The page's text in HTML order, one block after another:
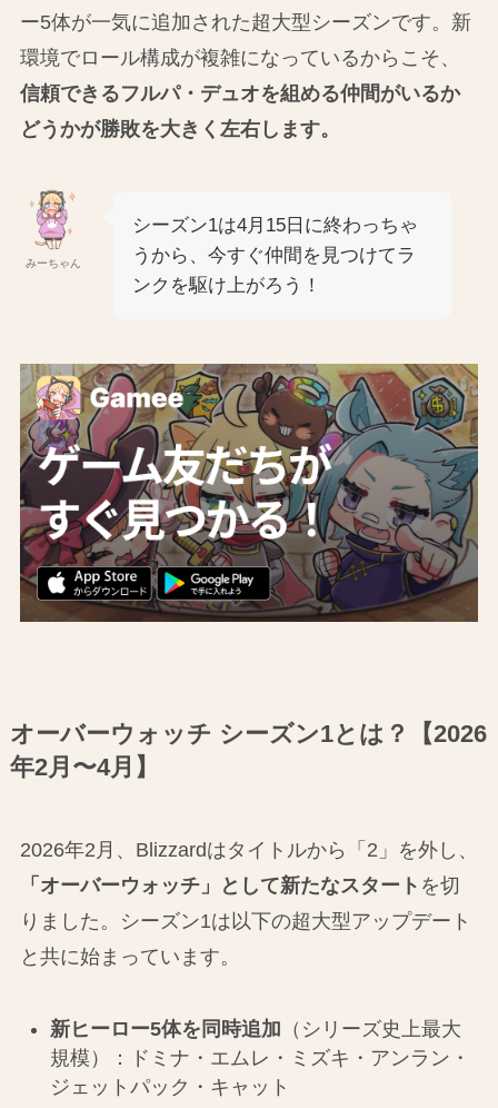
ー5体が一気に追加された超大型シーズンです。新
環境でロール構成が複雑になっているからこそ、
信頼できるフルパ・デュオを組める仲間がいるか
どうかが勝敗を大きく左右します。
みーちゃん
シーズン1は4月15日に終わっちゃ
うから、今すぐ仲間を見つけてラ
ンクを駆け上がろう！
オーバーウォッチ シーズン1とは？【2026
年2月〜4月】
2026年2月、Blizzardはタイトルから「2」を外し、
「オーバーウォッチ」として新たなスタート を切
りました。シーズン1は以下の超大型アップデート
と共に始まっています。
新ヒーロー5体を同時追加 （シリーズ史上最大
規模）：ドミナ・エムレ・ミズキ・アンラン・
ジェットパック・キャット